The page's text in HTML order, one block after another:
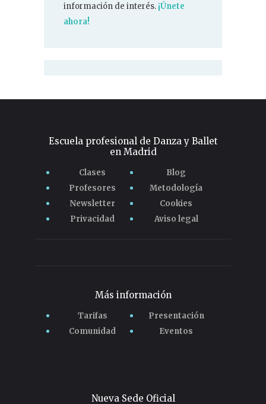
información de interés. ¡Únete
ahora!
Escuela profesional de Danza y Ballet
en Madrid
Clases
Blog
Profesores
Metodología
Newsletter
Cookies
Privacidad
Aviso legal
Más información
Tarifas
Presentación
Comunidad
Eventos
Nueva Sede Oficial